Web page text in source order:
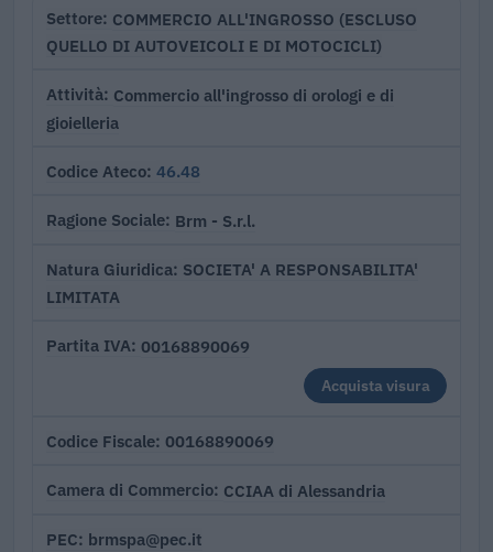
Settore COMMERCIO ALL'INGROSSO (ESCLUSO
QUELLO DI AUTOVEICOLI E DI MOTOCICLI)
Attività Commercio all'ingrosso di orologi e di
gioielleria
Codice Ateco 46.48
Ragione Sociale Brm - S.r.l.
Natura Giuridica SOCIETA' A RESPONSABILITA'
LIMITATA
Partita IVA 00168890069
Acquista visura
Codice Fiscale 00168890069
Camera di Commercio CCIAA di Alessandria
PEC brmspa@pec.it